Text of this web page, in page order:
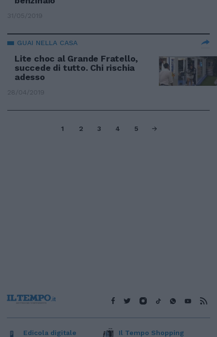
31/05/2019
GUAI NELLA CASA
Lite choc al Grande Fratello,
succede di tutto. Chi rischia
adesso
28/04/2019
1 2 3 4 5
Edicola digitale Il Tempo Shopping